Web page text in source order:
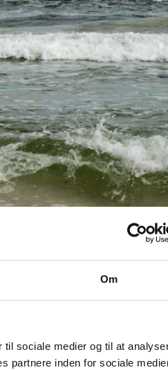
Om
sociale medier og til at
partnere inden for sociale